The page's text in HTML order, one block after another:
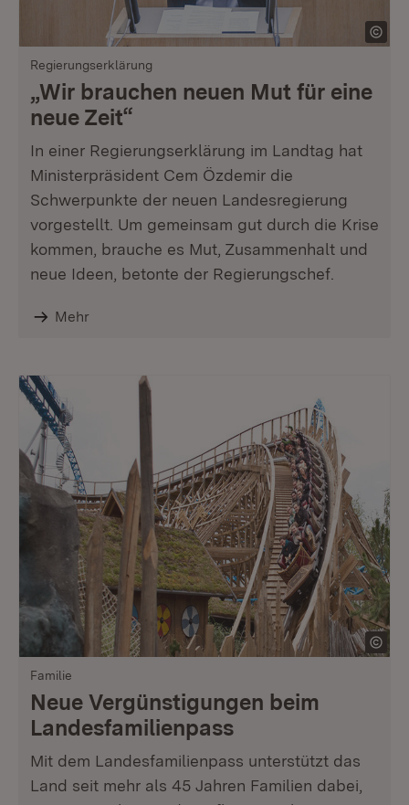
Regierungserklärung
„Wir brauchen neuen Mut für eine
neue Zeit“
In einer Regierungserklärung im Landtag hat
Ministerpräsident Cem Özdemir die
Schwerpunkte der neuen Landesregierung
vorgestellt. Um gemeinsam gut durch die Krise
kommen, brauche es Mut, Zusammenhalt und
neue Ideen, betonte der Regierungschef.
Mehr
Familie
Neue Vergünstigungen beim
Landesfamilienpass
Mit dem Landesfamilienpass unterstützt das
Land seit mehr als 45 Jahren Familien dabei,